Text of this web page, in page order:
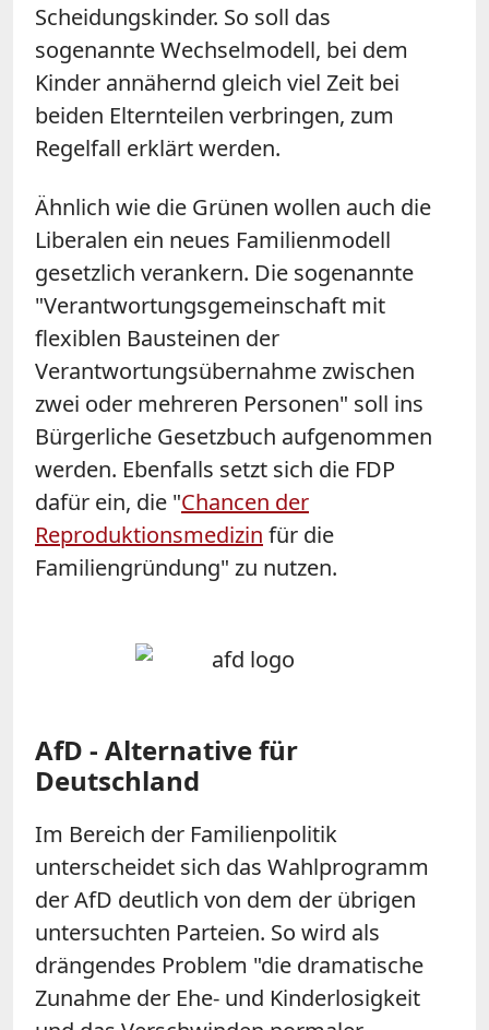
Scheidungskinder. So soll das
sogenannte Wechselmodell, bei dem
Kinder annähernd gleich viel Zeit bei
beiden Elternteilen verbringen, zum
Regelfall erklärt werden.
Ähnlich wie die Grünen wollen auch die
Liberalen ein neues Familienmodell
gesetzlich verankern. Die sogenannte
"Verantwortungsgemeinschaft mit
flexiblen Bausteinen der
Verantwortungsübernahme zwischen
zwei oder mehreren Personen" soll ins
Bürgerliche Gesetzbuch aufgenommen
werden. Ebenfalls setzt sich die FDP
dafür ein, die "Chancen der
Reproduktionsmedizin für die
Familiengründung" zu nutzen.
AfD - Alternative für
Deutschland
Im Bereich der Familienpolitik
unterscheidet sich das Wahlprogramm
der AfD deutlich von dem der übrigen
untersuchten Parteien. So wird als
drängendes Problem "die dramatische
Zunahme der Ehe- und Kinderlosigkeit